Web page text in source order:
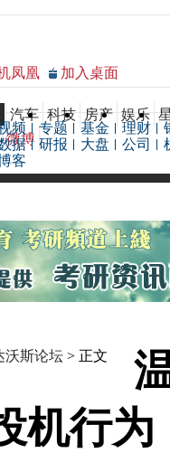
凤凰
加入桌面
汽车 科技 房产 娱乐
微博
频 专题 基金 理财
据 研报 大盘 公司
客
沃斯论坛 > 正文
机行为